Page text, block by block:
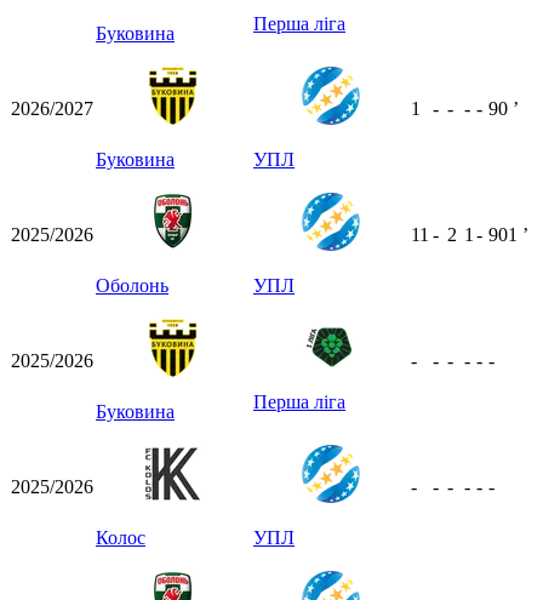
Буковина Перша ліга
2026/2027
Буковина УПЛ
1 - - - - 90 ʼ
2025/2026
Оболонь УПЛ
11 - 2 1 - 901 ʼ
2025/2026
Буковина Перша ліга
- - - - - -
2025/2026
Колос УПЛ
- - - - - -